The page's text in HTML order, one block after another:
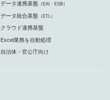
データ連携基盤 （EAI・ESB）
データ統合基盤 （ETL）
クラウド連携基盤
Excel業務を自動処理
自治体・官公庁向け